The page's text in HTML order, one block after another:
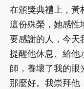
在頒獎典禮上，黃
這份殊榮，她感性
要感謝的人，今天
提醒他休息、給他
師，養壞了我的眼
那麼好。我崇拜他